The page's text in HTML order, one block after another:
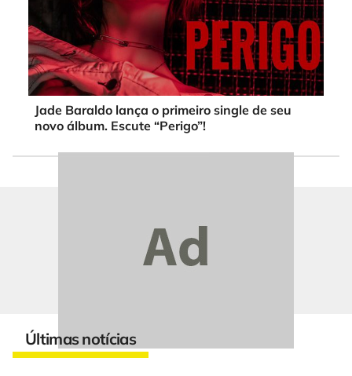
Jade Baraldo lança o primeiro single de seu
novo álbum. Escute “Perigo”!
Últimas notícias